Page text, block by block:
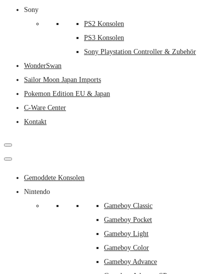
Sony
PS2 Konsolen
PS3 Konsolen
Sony Playstation Controller & Zubehör
WonderSwan
Sailor Moon Japan Imports
Pokemon Edition EU & Japan
C-Ware Center
Kontakt
Gemoddete Konsolen
Nintendo
Gameboy Classic
Gameboy Pocket
Gameboy Light
Gameboy Color
Gameboy Advance